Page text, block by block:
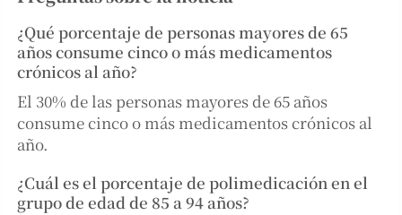
¿Qué porcentaje de personas mayores de 65
años consume cinco o más medicamentos
crónicos al año?
El 30% de las personas mayores de 65 años
consume cinco o más medicamentos crónicos al
año.
¿Cuál es el porcentaje de polimedicación en el
grupo de edad de 85 a 94 años?